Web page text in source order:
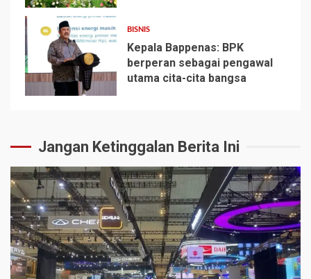
5
BISNIS
Kepala Bappenas: BPK
berperan sebagai pengawal
utama cita-cita bangsa
Jangan Ketinggalan Berita Ini